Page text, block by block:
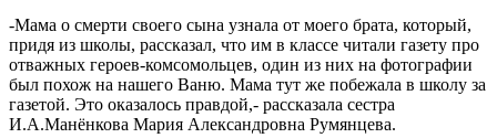
-Мама о смерти своего сына узнала от моего брата, который,
придя из школы, рассказал, что им в классе читали газету про
отважных героев-комсомольцев, один из них на фотографии
был похож на нашего Ваню. Мама тут же побежала в школу за
газетой. Это оказалось правдой,- рассказала сестра
И.А.Манёнкова Мария Александровна Румянцева.